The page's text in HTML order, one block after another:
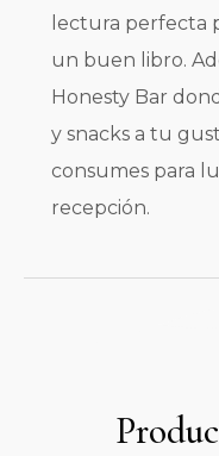
lectura perfecta
un buen libro.
Honesty Bar
y snacks a tu
consumes para
recepción.